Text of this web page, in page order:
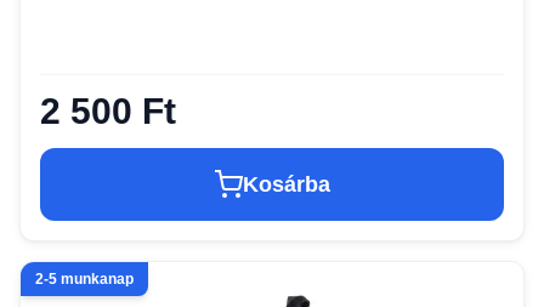
2 500 Ft
Kosárba
2-5 munkanap